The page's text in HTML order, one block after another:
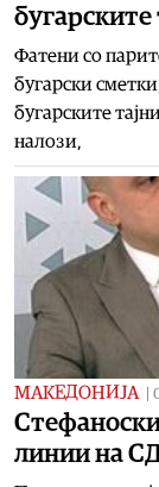
Фатени со
бугарски
бугарските
налози,
МАКЕДОНИЈА
линии на